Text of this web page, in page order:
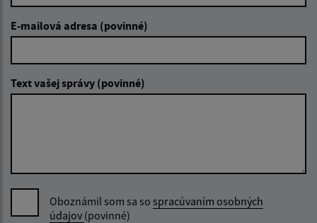
E-mailová adresa (povinné)
Text vašej správy (povinné)
Oboznámil som sa so spracúvaním osobných
údajov (povinné)